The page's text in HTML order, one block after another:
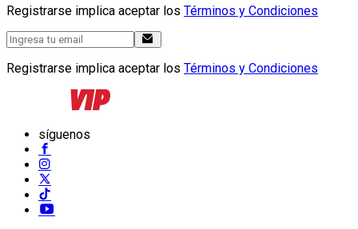
Registrarse implica aceptar los Términos y Condiciones
Registrarse implica aceptar los Términos y Condiciones
síguenos